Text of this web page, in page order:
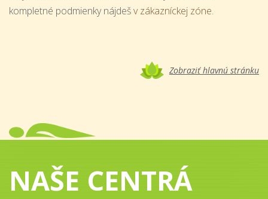
kompletné podmienky nájdešv zákazníckej zóne.
Zobraziť hlavnú stránku
NAŠE CENTRÁ